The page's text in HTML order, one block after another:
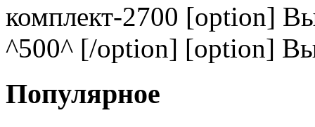
комплект-2700 [option]
^500^ [/option] [option]
Популярное